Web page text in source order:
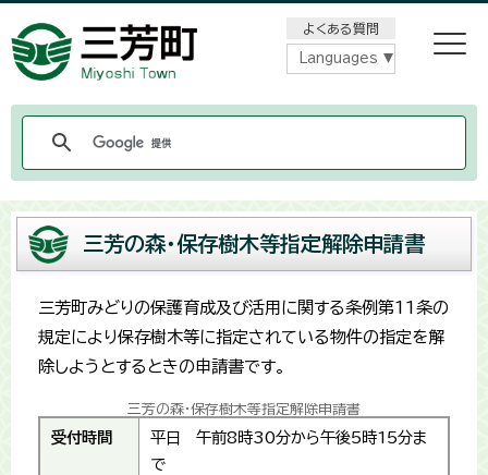
よくある質問
Languages
三芳の森・保存樹木等指定解除申請書
三芳町みどりの保護育成及び活用に関する条例第11条の
規定により保存樹木等に指定されている物件の指定を解
除しようとするときの申請書です。
三芳の森・保存樹木等指定解除申請書
受付時間
平日 午前8時30分から午後5時15分ま
で